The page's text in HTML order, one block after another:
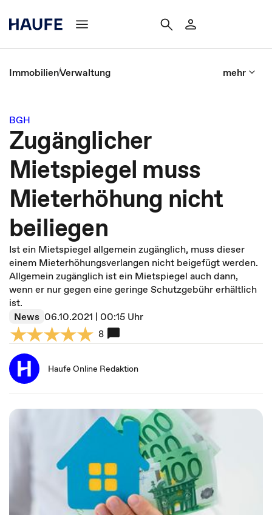
ImmobilienVerwaltung mehr
BGH
Zugänglicher
Mietspiegel muss
Mieterhöhung nicht
beiliegen
Ist ein Mietspiegel allgemein zugänglich, muss dieser
einem Mieterhöhungsverlangen nicht beigefügt werden.
Allgemein zugänglich ist ein Mietspiegel auch dann,
wenn er nur gegen eine geringe Schutzgebühr erhältlich
ist.
News 06.10.2021 | 00:15 Uhr
8
Haufe Online Redaktion